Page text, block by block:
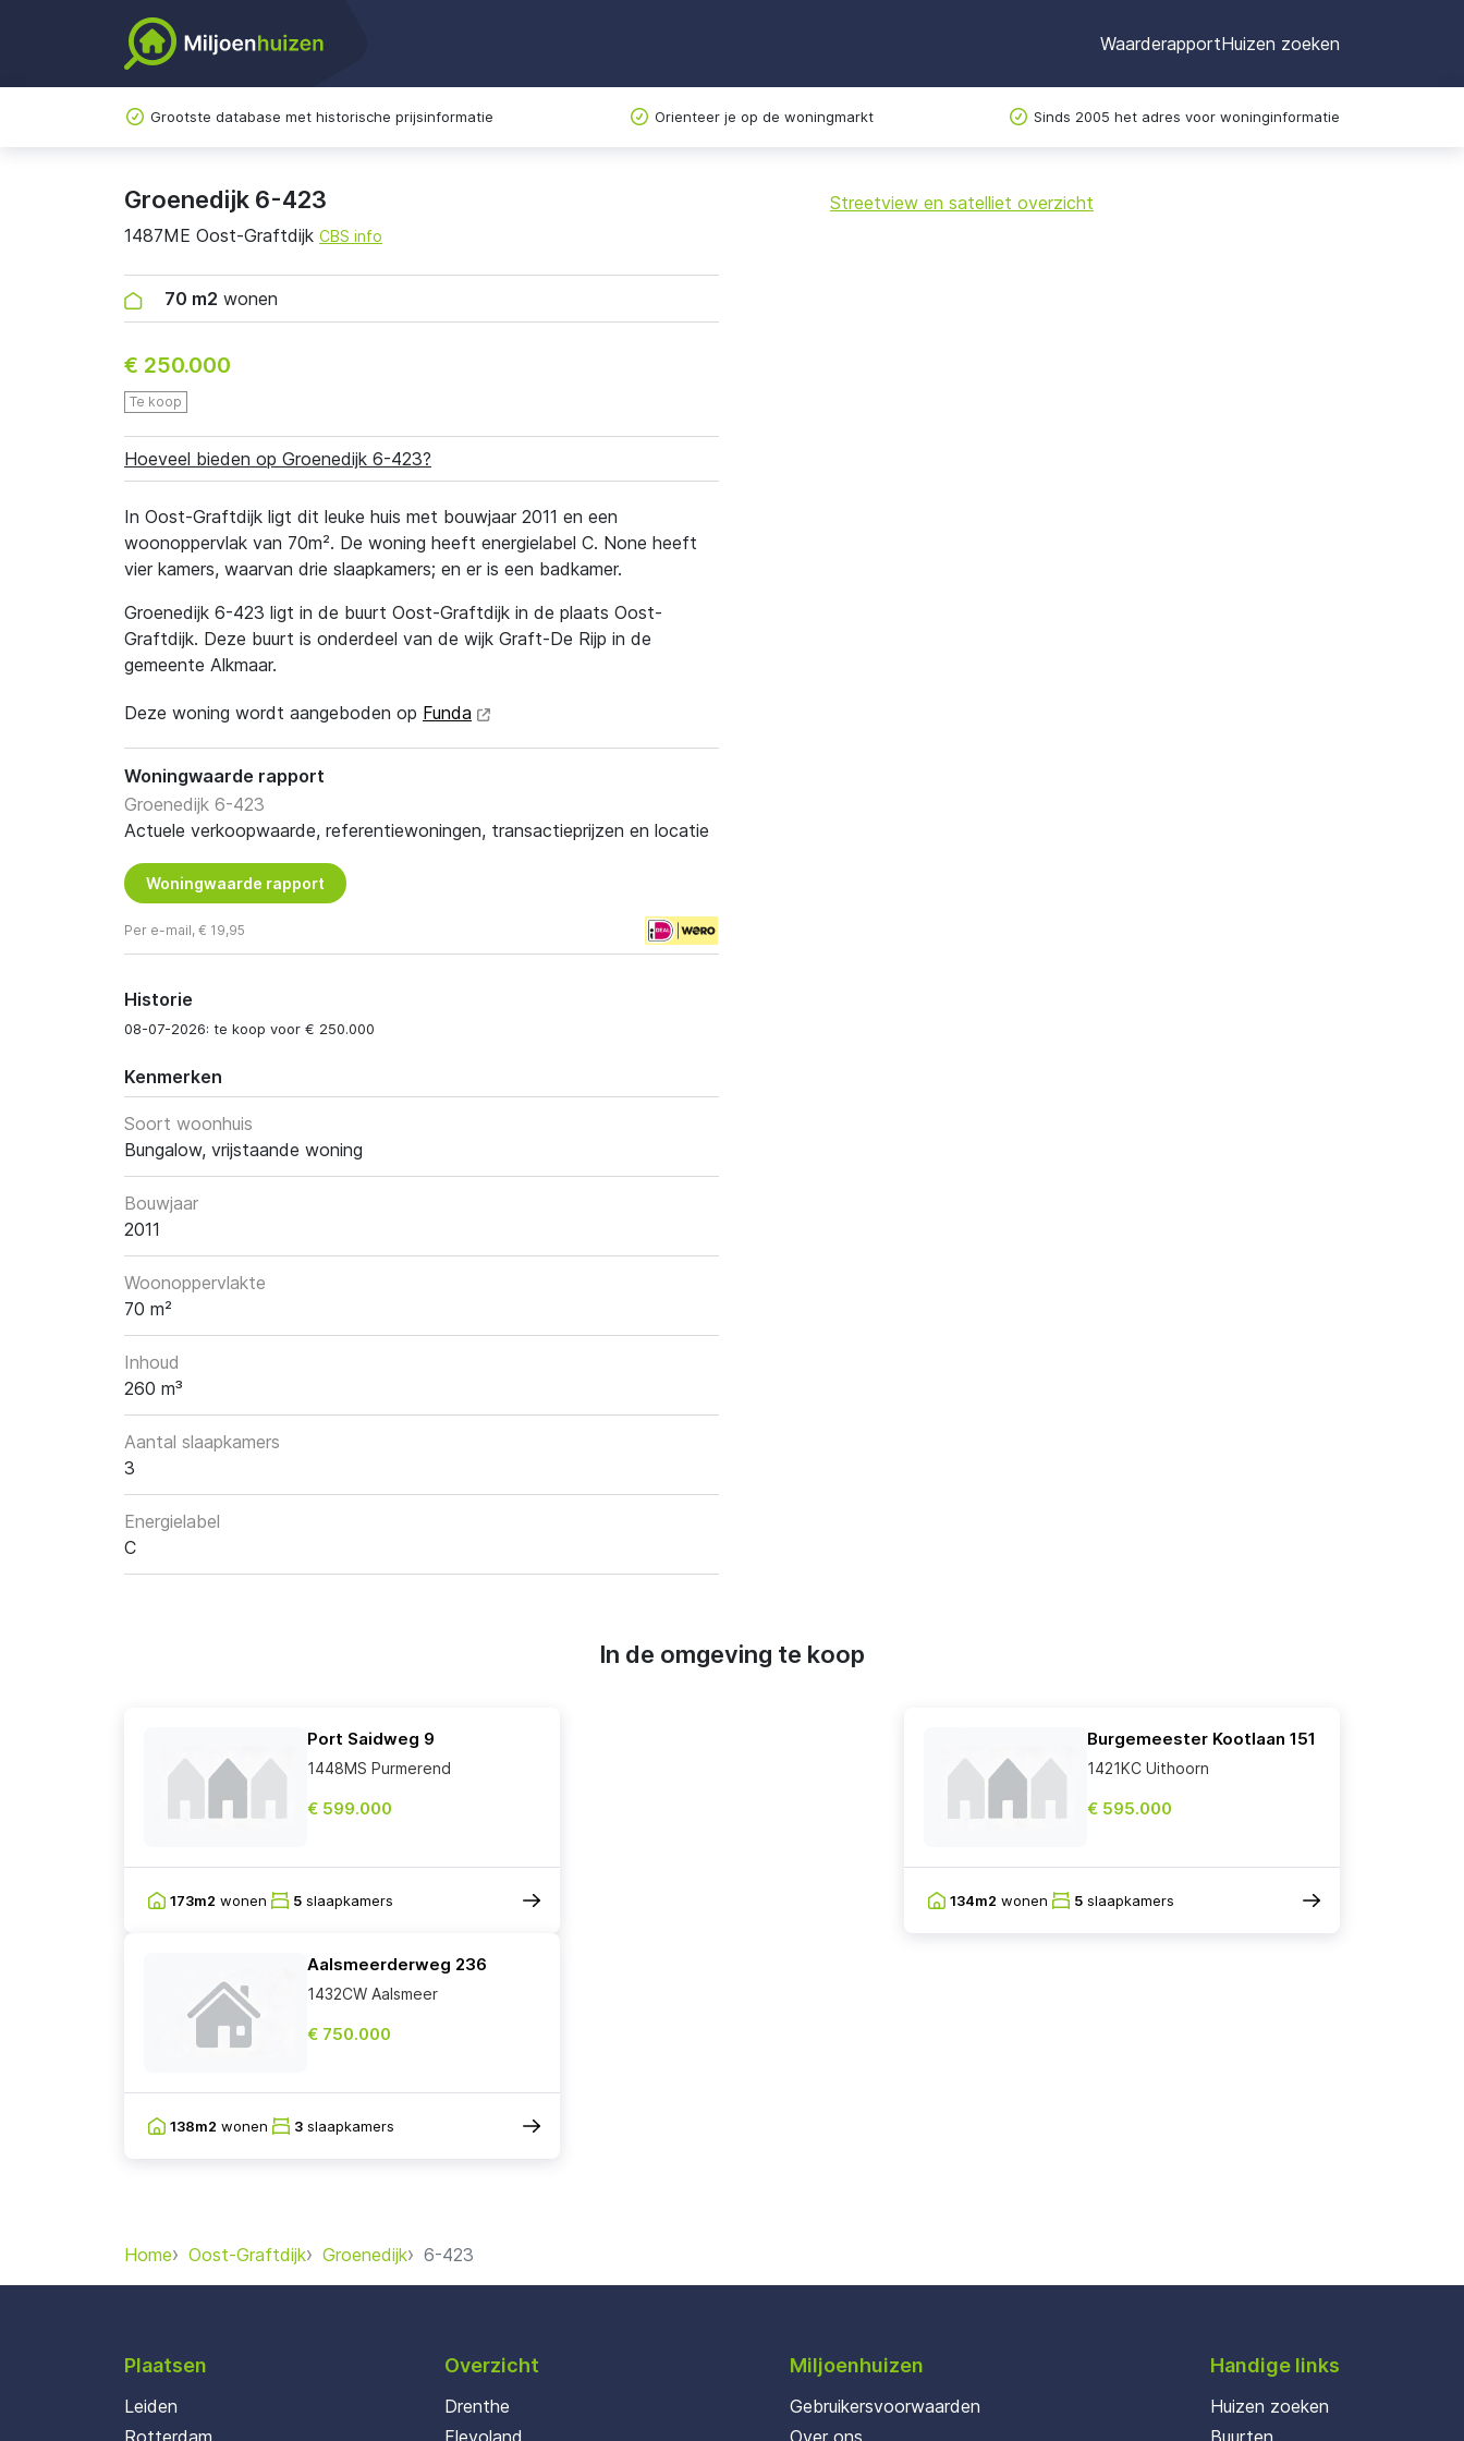
WaarderapportHuizen zoeken
Grootste database met historische prijsinformatie Orienteer je op de woningmarkt Sinds 2005 het adres voor woninginformatie
Groenedijk 6-423
1487ME Oost-Graftdijk CBS info
70 m2 wonen
€ 250.000
Te koop
Hoeveel bieden op Groenedijk 6-423?
In Oost-Graftdijk ligt dit leuke huis met bouwjaar 2011 en een
woonoppervlak van 70m². De woning heeft energielabel C. None heeft
vier kamers, waarvan drie slaapkamers; en er is een badkamer.
Groenedijk 6-423 ligt in de buurt Oost-Graftdijk in de plaats Oost-
Graftdijk. Deze buurt is onderdeel van de wijk Graft-De Rijp in de
gemeente Alkmaar.
Deze woning wordt aangeboden op Funda
Woningwaarde rapport
Groenedijk 6-423
Actuele verkoopwaarde, referentiewoningen, transactieprijzen en locatie
Woningwaarde rapport
Per e-mail, € 19,95
Historie
08-07-2026: te koop voor € 250.000
Kenmerken
Soort woonhuis
Bungalow, vrijstaande woning
Bouwjaar
2011
Woonoppervlakte
70 m²
Inhoud
260 m³
Aantal slaapkamers
3
Energielabel
C
+
Streetview en satelliet overzicht
In de omgeving te koop
Port Saidweg 9
1448MS Purmerend
€ 599.000
173m2 wonen 5 slaapkamers
Burgemeester Kootlaan 151
1421KC Uithoorn
€ 595.000
134m2 wonen 5 slaapkamers
Aalsmeerderweg 236
1432CW Aalsmeer
€ 750.000
138m2 wonen 3 slaapkamers
Home Oost-Graftdijk Groenedijk 6-423
Plaatsen
Leiden
Rotterdam
Overzicht
Drenthe
Flevoland
Miljoenhuizen
Gebruikersvoorwaarden
Over ons
Handige links
Huizen zoeken
Buurten